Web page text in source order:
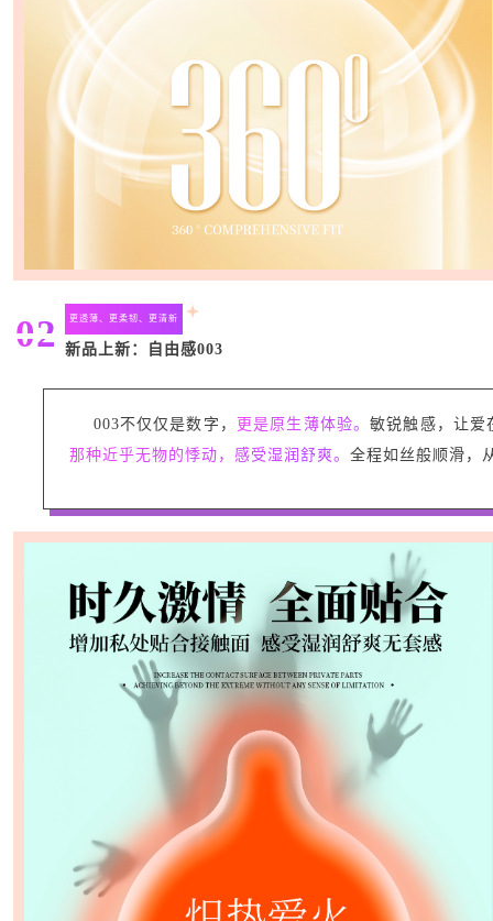
02 更透薄、更柔韧、更清新
新品上新：自由感003
003不仅仅是数字， 更是原生薄体验。敏锐触感，让爱
那种近乎无物的悸动，感受湿润舒爽。 全程如丝般顺滑，